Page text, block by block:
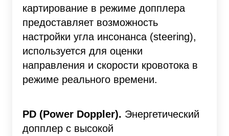
картирование в режиме допплера
предоставляет возможность
настройки угла инсонанса (steering),
используется для оценки
направления и скорости кровотока в
режиме реального времени.
PD (Power Doppler). Энергетический
допплер с высокой